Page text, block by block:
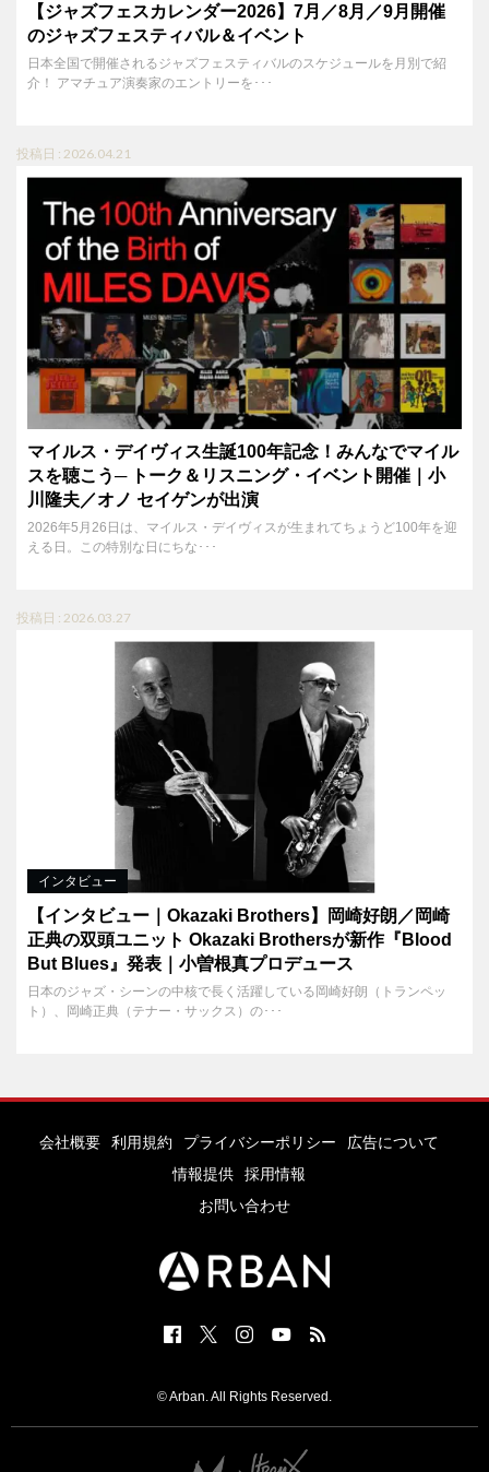
【ジャズフェスカレンダー2026】7月／8月／9月開催
のジャズフェスティバル＆イベント
日本全国で開催されるジャズフェスティバルのスケジュールを月別で紹
介！ アマチュア演奏家のエントリーを･･･
投稿日 : 2026.04.21
マイルス・デイヴィス生誕100年記念！みんなでマイル
スを聴こう─ トーク＆リスニング・イベント開催｜小
川隆夫／オノ セイゲンが出演
2026年5月26日は、マイルス・デイヴィスが生まれてちょうど100年を迎
える日。この特別な日にちな･･･
投稿日 : 2026.03.27
インタビュー
【インタビュー｜Okazaki Brothers】岡崎好朗／岡崎
正典の双頭ユニット Okazaki Brothersが新作『Blood
But Blues』発表｜小曽根真プロデュース
日本のジャズ・シーンの中核で長く活躍している岡崎好朗（トランペッ
ト）、岡崎正典（テナー・サックス）の･･･
会社概要 利用規約 プライバシーポリシー
広告について
情報提供
採用情報
お問い合わせ
© Arban. All Rights Reserved.